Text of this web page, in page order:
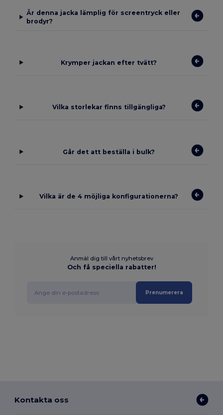
Är denna jacka lämplig för screentryck eller
brodyr?
Krymper jackan efter tvätt?
Vilka storlekar finns tillgängliga?
Går det att beställa i bulk?
Vilka är de 4 möjliga konfigurationerna?
Anmäl dig till vårt nyhetsbrev
Och få speciella rabatter!
Prenumerera
Kontakta oss